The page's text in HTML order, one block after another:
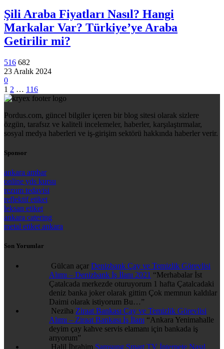
Şili Araba Fiyatları Nasıl? Hangi
Markalar Var? Türkiye’ye Araba
Getirilir mi?
516 682
23 Aralık 2024
0
1 2 … 116
Pordus.com, güncel bilgiler içeren bir blog sitesi olarak sizlere
özgün, tarafsız ve kaliteli incelemeler, haberler, karşılaştırmalar,
sosyal medya haberleri ve iş-girişim sektörü hakkında haberler verir.
Sponsor
ankara ambar
online yds kursu
rezum tedavisi
reflektif etiket
leksan etiket
ankara catering
metal etiket ankara
Son Yorumlar
Gülcan açar Denizbank Çay ve Temizlik Görevlisi
Alımı – Denizbank İş İlanı 2021 “Merhabalar İst
Çatalcada merkezde oturuyorum 1 hafta Çatalcadaki
deniz banka joker olarak gittim Çok memnun kaldılar
Daimi olarak istiyorum Bu…”
Neziha Ziraat Bankası Çay ve Temizlik Görevlisi
Alımı – Ziraat Bankası İş İlanı “Ankara Yenimahalle
deyim çay kahve servis elamanı için bankada iş
arıyorum”
Halil İbrahim Samsung Smart TV İnternete Nasıl